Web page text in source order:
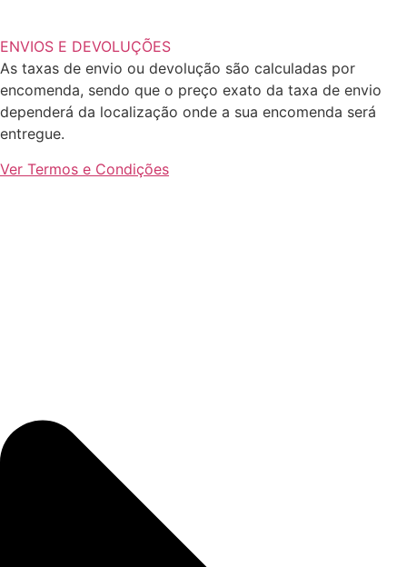
ENVIOS E DEVOLUÇÕES
As taxas de envio ou devolução são calculadas por
encomenda, sendo que o preço exato da taxa de envio
dependerá da localização onde a sua encomenda será
entregue.
Ver Termos e Condições